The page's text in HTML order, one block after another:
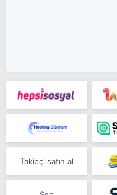
Takipçi satın al